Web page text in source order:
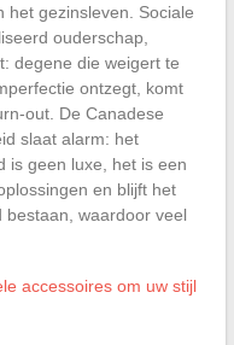
het gezinsleven. Sociale
ouderschap,
degene die weigert te
ontzegt, komt
out. De Canadese
slaat alarm: het
is geen luxe, het is een
en blijft het
waardoor veel
accessoires om uw stijl